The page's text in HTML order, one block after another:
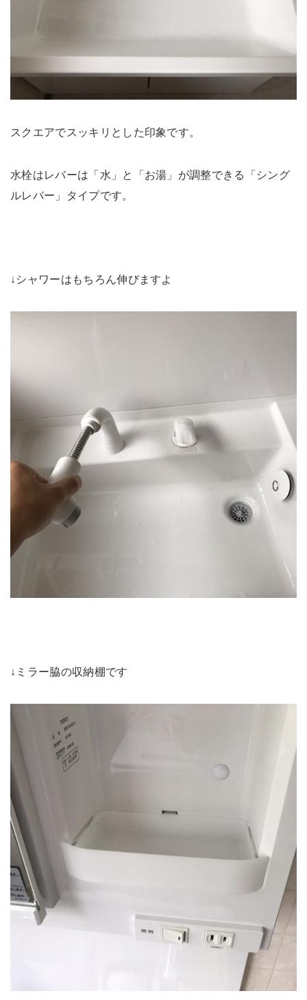
スクエアでスッキリとした印象です。
水栓はレバーは「水」と「お湯」が調整できる「シング
ルレバー」タイプです。
↓シャワーはもちろん伸びますよ
↓ミラー脇の収納棚です